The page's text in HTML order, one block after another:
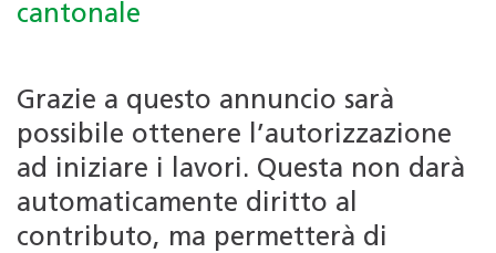
cantonale
Grazie a questo annuncio sarà
possibile ottenere l’autorizzazione
ad iniziare i lavori. Questa non darà
automaticamente diritto al
contributo, ma permetterà di